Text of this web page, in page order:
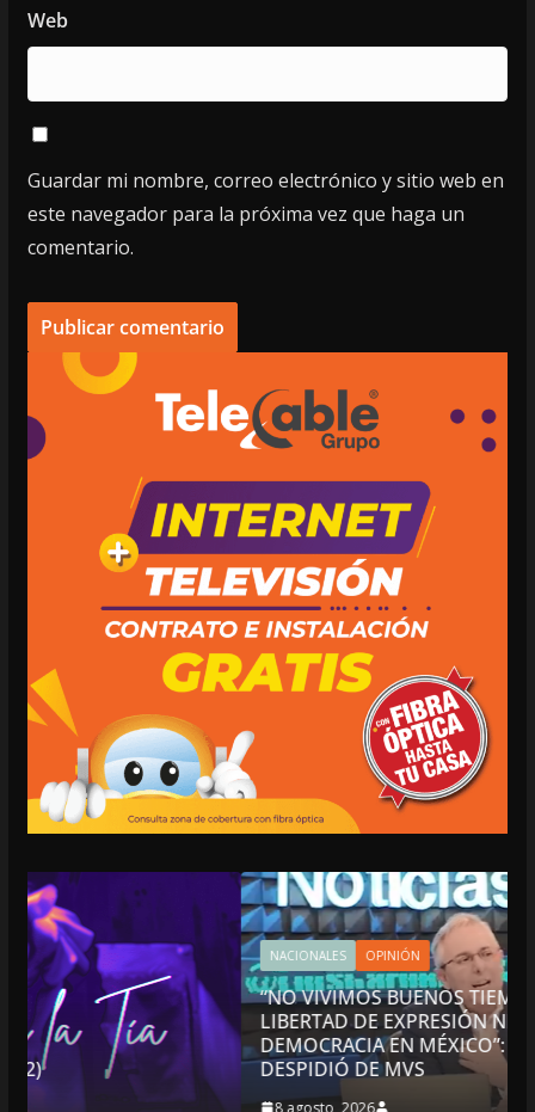
Web
Guardar mi nombre, correo electrónico y sitio web en
este navegador para la próxima vez que haga un
comentario.
NACIONALES OPINIÓN
“NO VIVIMOS BUENOS TIEMPOS PARA LA
LIBERTAD DE EXPRESIÓN NI PARA LA
DEMOCRACIA EN MÉXICO”: LUIS CÁRDENAS; SE
DESPIDIÓ DE MVS
8 agosto, 2026